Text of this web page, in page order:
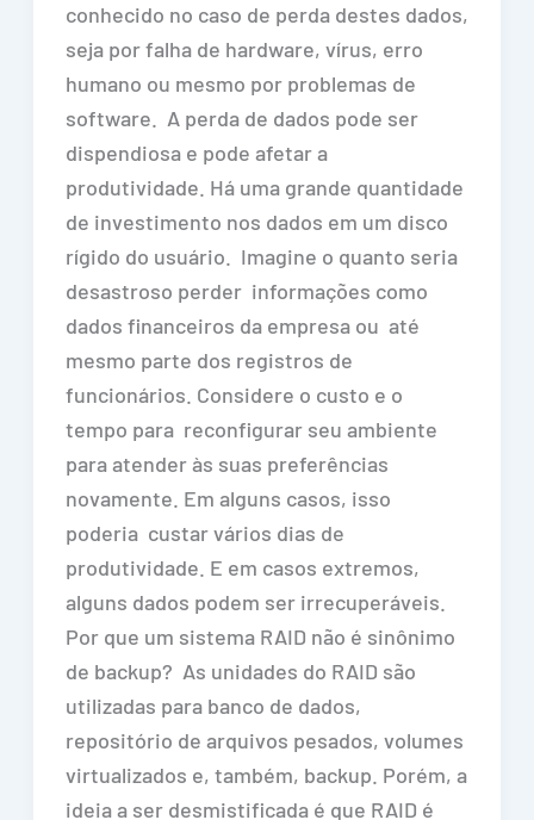
conhecido no caso de perda destes dados,
seja por falha de hardware, vírus, erro
humano ou mesmo por problemas de
software. A perda de dados pode ser
dispendiosa e pode afetar a
produtividade. Há uma grande quantidade
de investimento nos dados em um disco
rígido do usuário. Imagine o quanto seria
desastroso perder informações como
dados financeiros da empresa ou até
mesmo parte dos registros de
funcionários. Considere o custo e o
tempo para reconfigurar seu ambiente
para atender às suas preferências
novamente. Em alguns casos, isso
poderia custar vários dias de
produtividade. E em casos extremos,
alguns dados podem ser irrecuperáveis.
Por que um sistema RAID não é sinônimo
de backup? As unidades do RAID são
utilizadas para banco de dados,
repositório de arquivos pesados, volumes
virtualizados e, também, backup. Porém, a
ideia a ser desmistificada é que RAID é